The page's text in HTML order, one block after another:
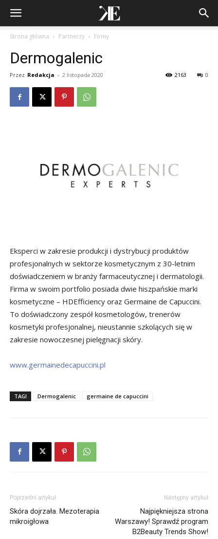
Strona główna Partnerzy Firmy
Dermogalenic
Przez Redakcja - 2 listopada 2020 0
2163
Eksperci w zakresie produkcji i dystrybucji produktów
profesjonalnych w sektorze kosmetycznym z 30-letnim
doświadczeniem w branży farmaceutycznej i dermatologii.
Firma w swoim portfolio posiada dwie hiszpańskie marki
kosmetyczne – HDEfficiency oraz Germaine de Capuccini.
To doświadczony zespół kosmetologów, trenerów
kosmetyki profesjonalnej, nieustannie szkolących się w
zakresie nowoczesnej pielęgnacji skóry.
www.germainedecapuccini.pl
TAGI Dermogalenic germaine de capuccini
Poprzedni artykuł
Skóra dojrzała. Mezoterapia
mikroigłowa
Następny artykuł
Najpiękniejsza strona
Warszawy! Sprawdź program
B2Beauty Trends Show!